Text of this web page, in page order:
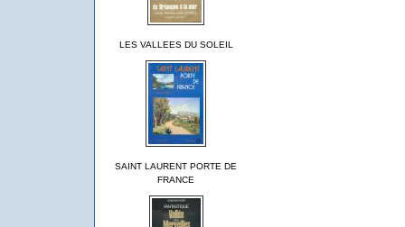
LES VALLEES DU SOLEIL
SAINT LAURENT PORTE DE
FRANCE